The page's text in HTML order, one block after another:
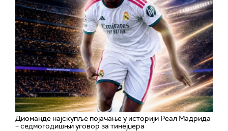
Диоманде најскупље појачање у историји Реал Мадрида
– седмогодишњи уговор за тинејџера